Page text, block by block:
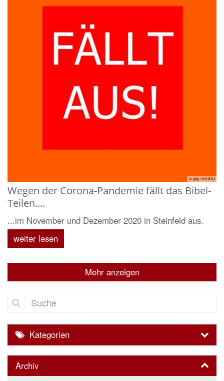
© gdg-steinfeld
Wegen der Corona-Pandemie fällt das Bibel-
Teilen....
...im November und Dezember 2020 in Steinfeld aus.
weiter lesen
Mehr anzeigen
Suche
Kategorien
Archiv